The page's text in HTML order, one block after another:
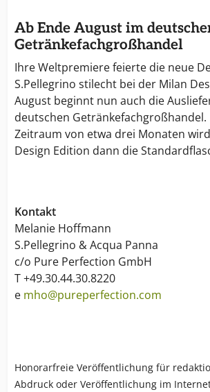
Ab Ende August im
Getränkefachgroßhandel
Ihre Weltpremiere feierte die neue
S.Pellegrino stilecht bei der Milan
August beginnt nun auch die
deutschen Getränkefachgroßhandel.
Zeitraum von etwa drei Monaten
Design Edition dann die
Kontakt
Melanie Hoffmann
S.Pellegrino & Acqua Panna
c/o Pure Perfection GmbH
T +49.30.44.30.8220
e mho@pureperfection.com
Honorarfreie Veröffentlichung für
Abdruck oder Veröffentlichung im